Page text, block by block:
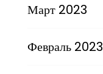
Март 2023
Февраль 2023